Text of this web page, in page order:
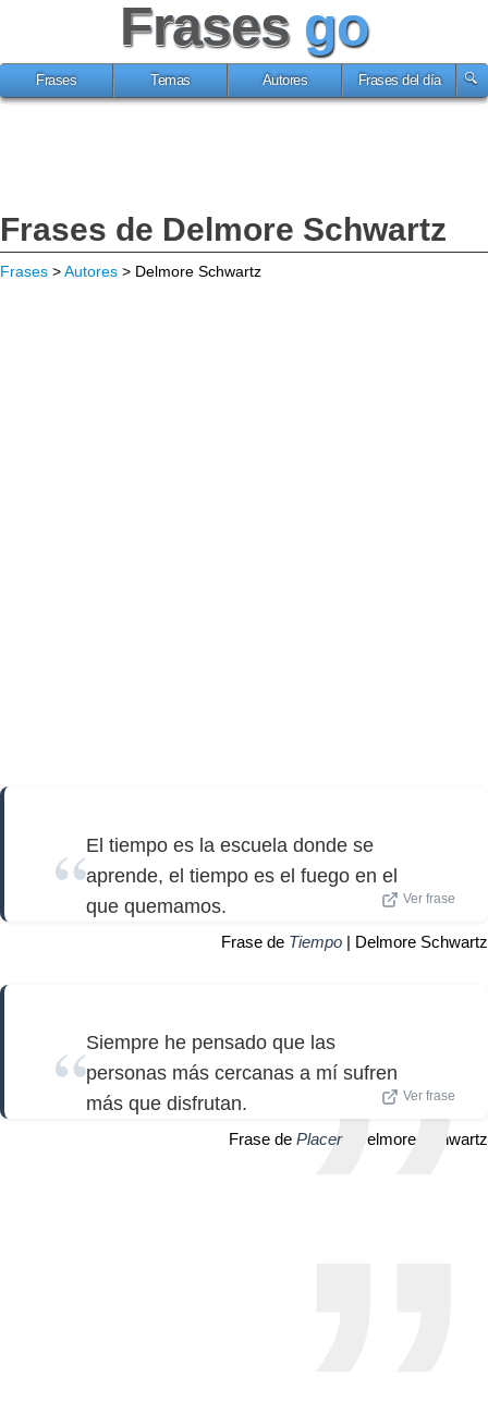
Frases go
Frases Temas Autores Frases del día
Frases de Delmore Schwartz
Frases >Autores > Delmore Schwartz
El tiempo es la escuela donde se
aprende, el tiempo es el fuego en el
que quemamos.
Ver frase
Frase de Tiempo | Delmore Schwartz
Siempre he pensado que las
personas más cercanas a mí sufren
más que disfrutan.
Ver frase
Frase de Placer| Delmore Schwartz